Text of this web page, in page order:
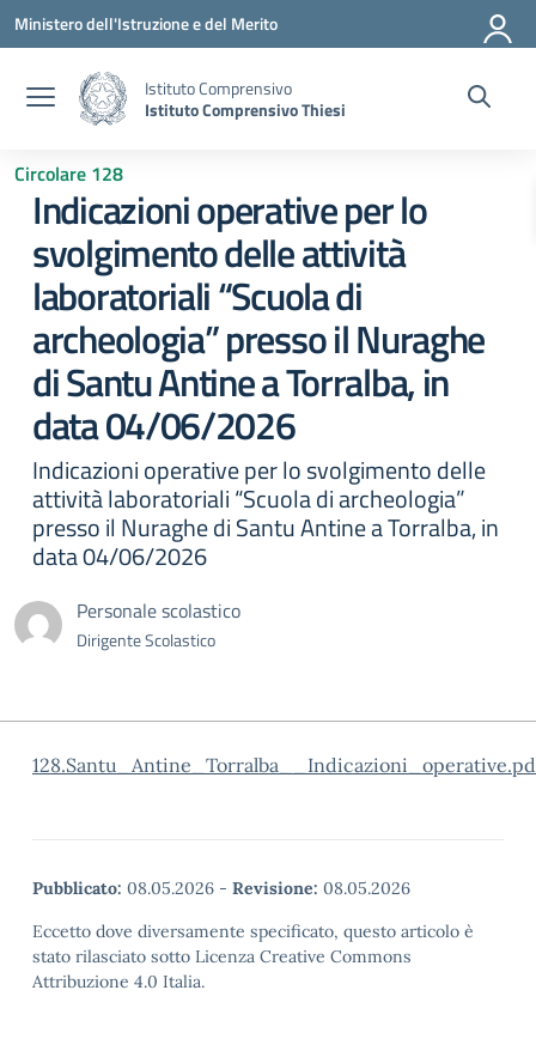
Vai ai contenuti
Vai al menu di navigazione
Vai al footer
Ministero dell'Istruzione e del Merito
Istituto Comprensivo
Istituto Comprensivo Thiesi
Circolare 128
Indicazioni operative per lo
svolgimento delle attività
laboratoriali “Scuola di
archeologia” presso il Nuraghe
di Santu Antine a Torralba, in
data 04/06/2026
Indicazioni operative per lo svolgimento delle
attività laboratoriali “Scuola di archeologia”
presso il Nuraghe di Santu Antine a Torralba, in
data 04/06/2026
Personale scolastico
Dirigente Scolastico
Pubblicato: 08.05.2026 - Revisione: 08.05.2026
Eccetto dove diversamente specificato, questo articolo è
stato rilasciato sotto Licenza Creative Commons
Attribuzione 4.0 Italia.